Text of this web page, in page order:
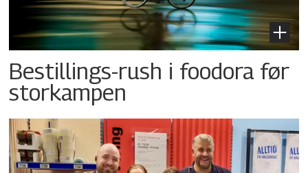
Bestillings-rush i foodora før
storkampen